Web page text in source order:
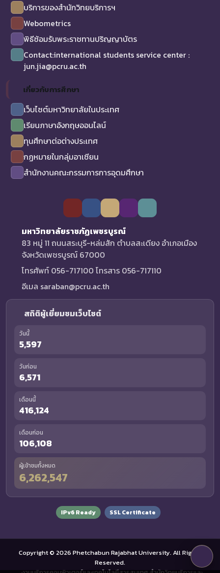
บริการของสำนักวิทยบริการฯ
Webometrics
พิธีซ้อมรับพระราชทานปริญญาบัตร
Contact:international students service center :
jun.jia@pcru.ac.th
เกี่ยวกับการศึกษา
เว็บไซต์มหาวิทยาลัยในประเทศ
เรียนภาษาอังกฤษออนไลน์
ทุนศึกษาต่อต่างประเทศ
กฏหมายในกลุ่มอาเซียน
สำนักงานคณะกรรมการการอุดมศึกษา
มหาวิทยาลัยราชภัฏเพชรบูรณ์
83 หมู่ 11 ถนนสระบุรี-หล่มสัก ตำบลสะเดียง อำเภอเมือง
จังหวัดเพชรบูรณ์ 67000
โทรศัพท์ 056-717100 โทรสาร 056-717110
อีเมล saraban@pcru.ac.th
สถิติผู้เยี่ยมชมเว็บไซต์
วันนี้
5,597
วันก่อน
6,571
เดือนนี้
416,124
เดือนก่อน
106,108
ผู้เข้าชมทั้งหมด
6,262,547
IPv6 Ready SSL Certificate
Copyright © 2026 Phetchabun Rajabhat University. All Rights
Reserved.